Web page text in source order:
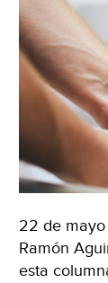
22 de
Ramón
esta